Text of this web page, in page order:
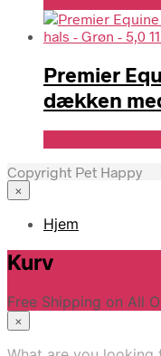
Premier
dækken
Copyright Pet Happy
×
Hjem
Kurv
Free Shipping on All
×